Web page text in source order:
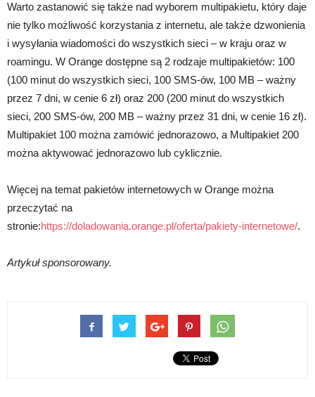
Warto zastanowić się także nad wyborem multipakietu, który daje
nie tylko możliwość korzystania z internetu, ale także dzwonienia
i wysyłania wiadomości do wszystkich sieci – w kraju oraz w
roamingu. W Orange dostępne są 2 rodzaje multipakietów: 100
(100 minut do wszystkich sieci, 100 SMS-ów, 100 MB – ważny
przez 7 dni, w cenie 6 zł) oraz 200 (200 minut do wszystkich
sieci, 200 SMS-ów, 200 MB – ważny przez 31 dni, w cenie 16 zł).
Multipakiet 100 można zamówić jednorazowo, a Multipakiet 200
można aktywować jednorazowo lub cyklicznie.
Więcej na temat pakietów internetowych w Orange można
przeczytać na
stronie:https://doladowania.orange.pl/oferta/pakiety-internetowe/.
Artykuł sponsorowany.